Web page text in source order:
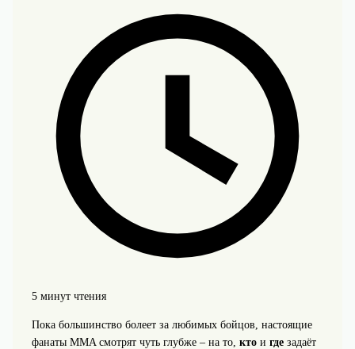
5 минут чтения
Пока большинство болеет за любимых бойцов, настоящие
фанаты MMA смотрят чуть глубже – на то, ктои гдезадаёт